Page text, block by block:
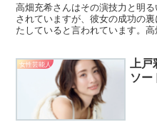
高畑充希さんはその演技力と明
されていますが、彼女の成功の
たしていると言われています。
女性芸能人
上戸
ソー